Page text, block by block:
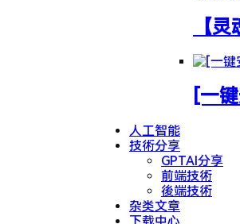
【
[一
人工智能
技術分享
GPTAI分享
前端技術
後端技術
杂类文章
下载中心